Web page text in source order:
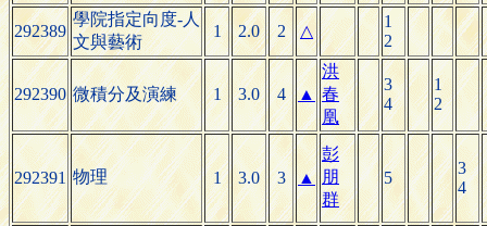
292389
學院指定向度-人
文與藝術
1 2.0 2 △
1
2
292390 微積分及演練 1 3.0 4 ▲
洪
春
凰
3
4
1
2
292391 物理 1 3.0 3 ▲
彭
朋
群
5
3
4